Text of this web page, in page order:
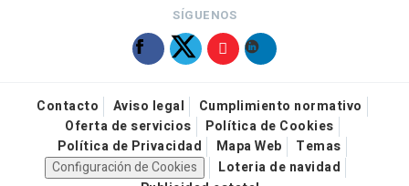
SÍGUENOS
Contacto Aviso legal
Cumplimiento normativo
Oferta de servicios
Política de Cookies
Política de Privacidad
Mapa Web
Temas
Configuración de Cookies
Loteria de navidad